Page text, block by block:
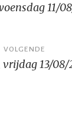
11/
VOLGENDE
13/08/